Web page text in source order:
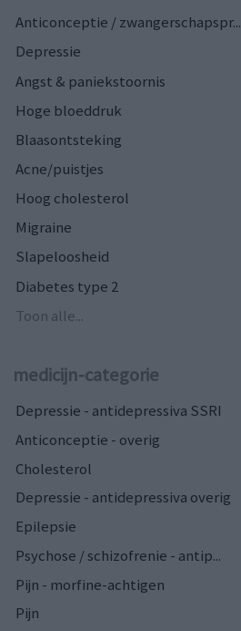
Anticonceptie / zwangerschapspr...
Depressie
Angst & paniekstoornis
Hoge bloeddruk
Blaasontsteking
Acne/puistjes
Hoog cholesterol
Migraine
Slapeloosheid
Diabetes type 2
Toon alle...
medicijn-categorie
Depressie - antidepressiva SSRI
Anticonceptie - overig
Cholesterol
Depressie - antidepressiva overig
Epilepsie
Psychose / schizofrenie - antip...
Pijn - morfine-achtigen
Pijn